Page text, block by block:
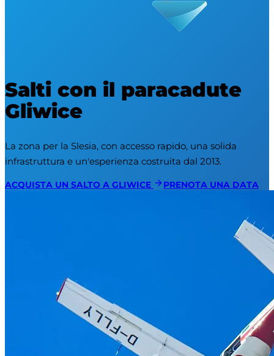
Salti con il paracadute
Gliwice
La zona per la Slesia, con accesso rapido, una solida
infrastruttura e un'esperienza costruita dal 2013.
ACQUISTA UN SALTO A GLIWICE PRENOTA UNA DATA